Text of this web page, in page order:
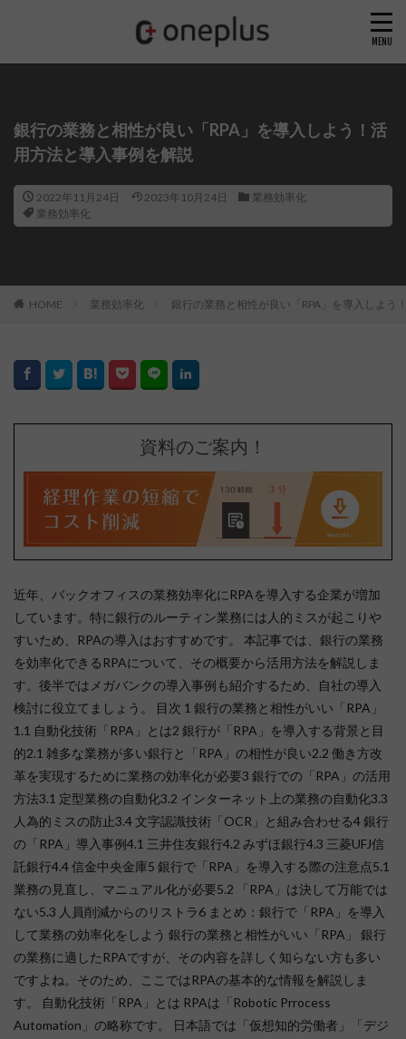
銀行の業務と相性が良い「RPA」を導入しよう！活
用方法と導入事例を解説
2022年11月24日 2023年10月24日
業務効率化
業務効率化
HOME 業務効率化 銀行の業務と相性が良い「RPA」を導入しよう
資料のご案内！
近年、バックオフィスの業務効率化にRPAを導入する企業が増加
しています。特に銀行のルーティン業務には人的ミスが起こりや
すいため、RPAの導入はおすすめです。 本記事では、銀行の業務
を効率化できるRPAについて、その概要から活用方法を解説しま
す。後半ではメガバンクの導入事例も紹介するため、自社の導入
検討に役立てましょう。 目次 1 銀行の業務と相性がいい「RPA」
1.1 自動化技術「RPA」とは2 銀行が「RPA」を導入する背景と目
的2.1 雑多な業務が多い銀行と「RPA」の相性が良い2.2 働き方改
革を実現するために業務の効率化が必要3 銀行での「RPA」の活用
方法3.1 定型業務の自動化3.2 インターネット上の業務の自動化3.3
人為的ミスの防止3.4 文字認識技術「OCR」と組み合わせる4 銀行
の「RPA」導入事例4.1 三井住友銀行4.2 みずほ銀行4.3 三菱UFJ信
託銀行4.4 信金中央金庫5 銀行で「RPA」を導入する際の注意点5.1
業務の見直し、マニュアル化が必要5.2 「RPA」は決して万能では
ない5.3 人員削減からのリストラ6 まとめ：銀行で「RPA」を導入
して業務の効率化をしよう 銀行の業務と相性がいい「RPA」 銀行
の業務に適したRPAですが、その内容を詳しく知らない方も多い
ですよね。そのため、ここではRPAの基本的な情報を解説しま
す。 自動化技術「RPA」とは RPAは「Robotic Prrocess
Automation」の略称です。 日本語では「仮想知的労働者」「デジ